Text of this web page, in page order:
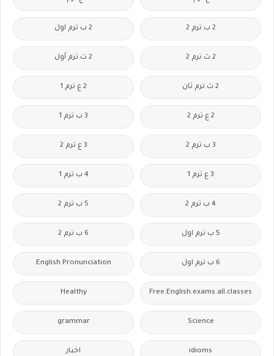
2 ب ترم 2 2 ب ترم اول
2 ث ترم 2 2 ث ترم أول
2 ث ترم ثان 2 ع ترم 1
2 ع ترم 2 3 ب ترم 1
3 ب ترم 2 3 ع ترم 2
3 ع ترم 1 4 ب ترم 1
4 ب ترم 2 5 ب ترم 2
5 ب ترم اول 6 ب ترم 2
6 ب ترم اول English Pronunciation
Free.English.exams.all.classes
Healthy
Science
grammar
idioms اخبار